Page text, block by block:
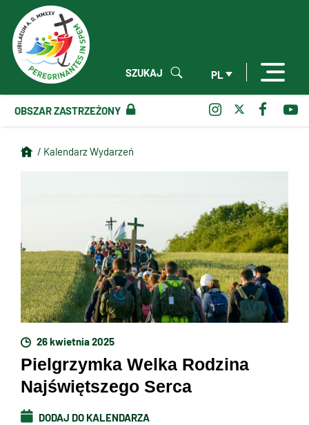
PL
SZUKAJ
OBSZAR ZASTRZEŻONY
/ Kalendarz Wydarzeń
26 kwietnia 2025
Pielgrzymka Welka Rodzina
Najświętszego Serca
DODAJ DO KALENDARZA